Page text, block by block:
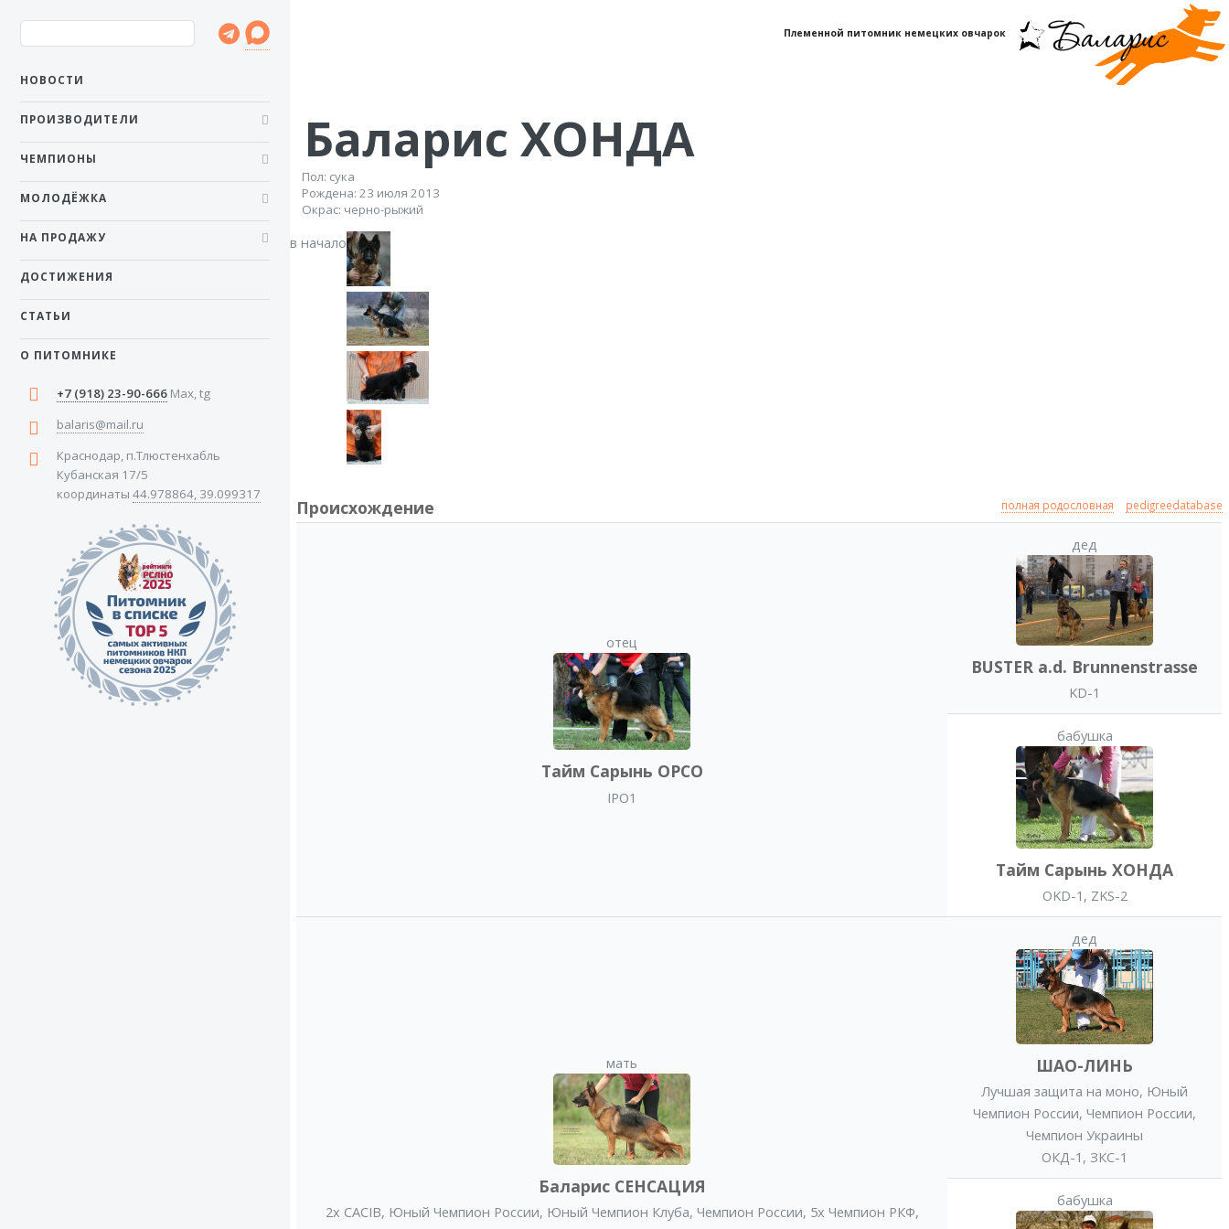
НОВОСТИ
ПРОИЗВОДИТЕЛИ
ЧЕМПИОНЫ
МОЛОДЁЖКА
НА ПРОДАЖУ
ДОСТИЖЕНИЯ
СТАТЬИ
О ПИТОМНИКЕ
+7 (918) 23-90-666Max, tg
balaris@mail.ru
Краснодар, п.Тлюстенхабль
Кубанская 17/5
координаты 44.978864, 39.099317
Племенной питомник немецких овчарок
Баларис ХОНДА
Пол: сука
Рожденa: 23 июля 2013
Окрас: черно-рыжий
в начало
Происхождение полная родословная pedigreedatabase
отец
Тайм Сарынь ОРСО
IPO1
дед
BUSTER a.d. Brunnenstrasse
KD-1
бабушка
Тайм Сарынь ХОНДА
OKD-1, ZKS-2
мать
Баларис СЕНСАЦИЯ
2x CACIB, Юный Чемпион России, Юный Чемпион Клуба, Чемпион России, 5x Чемпион РКФ,
дед
ШАО-ЛИНЬ
Лучшая защита на моно, Юный
Чемпион России,Чемпион России,
Чемпион Украины
ОКД-1, ЗКС-1
бабушка